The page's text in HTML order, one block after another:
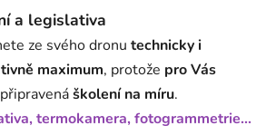
a legislativa
ze svého dronu technicky i
maximum, protože pro Vás
školení na míru.
termokamera, fotogrammetrie...